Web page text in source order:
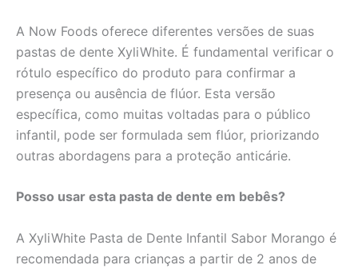
A Now Foods oferece diferentes versões de suas
pastas de dente XyliWhite. É fundamental verificar o
rótulo específico do produto para confirmar a
presença ou ausência de flúor. Esta versão
específica, como muitas voltadas para o público
infantil, pode ser formulada sem flúor, priorizando
outras abordagens para a proteção anticárie.
Posso usar esta pasta de dente em bebês?
A XyliWhite Pasta de Dente Infantil Sabor Morango é
recomendada para crianças a partir de 2 anos de